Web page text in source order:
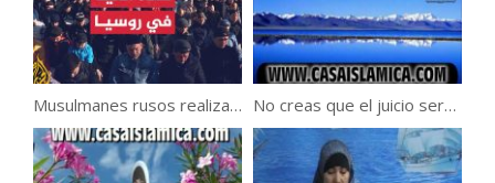
Musulmanes rusos realizan oraciones del Eid al-Fitr en Moscú. No creas que el juicio sera fácil !